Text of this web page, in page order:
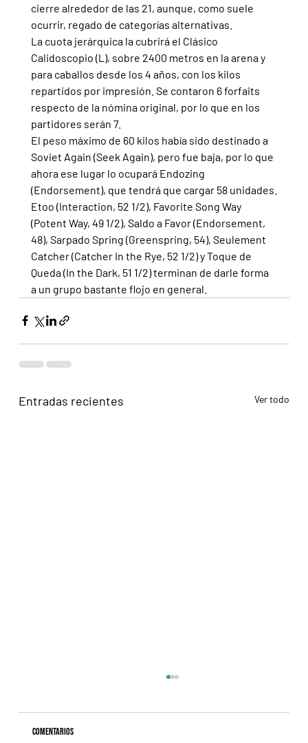
cierre alrededor de las 21, aunque, como suele
ocurrir, regado de categorías alternativas.
La cuota jerárquica la cubrirá el Clásico
Calidoscopio (L), sobre 2400 metros en la arena y
para caballos desde los 4 años, con los kilos
repartidos por impresión. Se contaron 6 forfaits
respecto de la nómina original, por lo que en los
partidores serán 7.
El peso máximo de 60 kilos había sido destinado a
Soviet Again (Seek Again), pero fue baja, por lo que
ahora ese lugar lo ocupará Endozing
(Endorsement), que tendrá que cargar 58 unidades.
Etoo (Interaction, 52 1/2), Favorite Song Way
(Potent Way, 49 1/2), Saldo a Favor (Endorsement,
48), Sarpado Spring (Greenspring, 54), Seulement
Catcher (Catcher In the Rye, 52 1/2) y Toque de
Queda (In the Dark, 51 1/2) terminan de darle forma
a un grupo bastante flojo en general.
Entradas recientes Ver todo
Comentarios